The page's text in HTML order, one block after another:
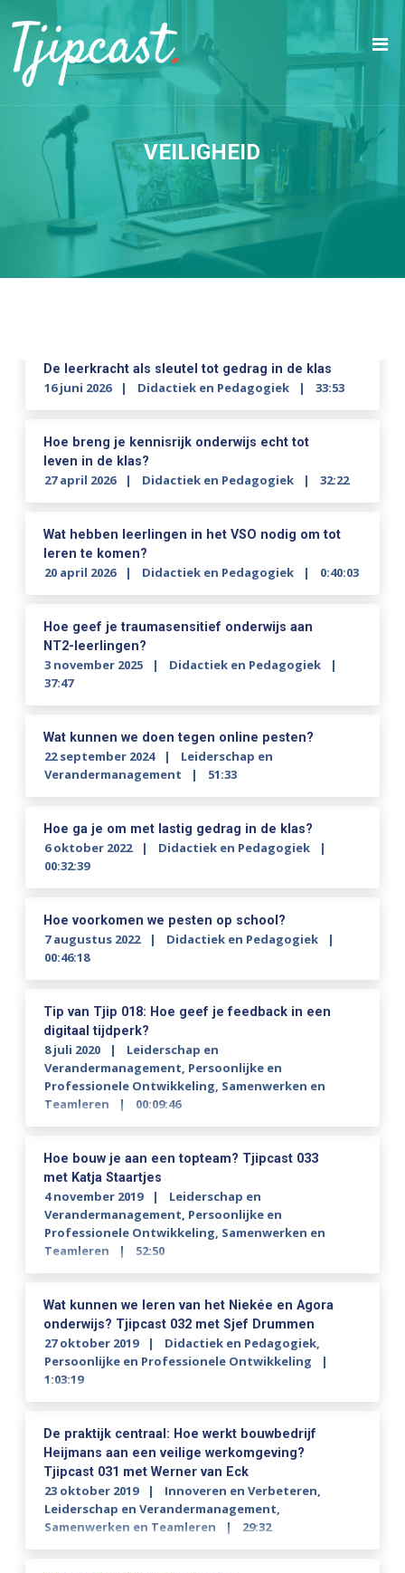
VEILIGHEID
De leerkracht als sleutel tot gedrag in de klas
16 juni 2026 Didactiek en Pedagogiek 33:53
Hoe breng je kennisrijk onderwijs echt tot
leven in de klas?
27 april 2026 Didactiek en Pedagogiek 32:22
Wat hebben leerlingen in het VSO nodig om tot
leren te komen?
20 april 2026 Didactiek en Pedagogiek 0:40:03
Hoe geef je traumasensitief onderwijs aan
NT2-leerlingen?
3 november 2025
Didactiek en Pedagogiek
37:47
Wat kunnen we doen tegen online pesten?
22 september 2024
Leiderschap en
Verandermanagement
51:33
Hoe ga je om met lastig gedrag in de klas?
6 oktober 2022
Didactiek en Pedagogiek
00:32:39
Hoe voorkomen we pesten op school?
7 augustus 2022
Didactiek en Pedagogiek
00:46:18
Tip van Tjip 018: Hoe geef je feedback in een
digitaal tijdperk?
8 juli 2020
Leiderschap en
Verandermanagement, Persoonlijke en
Professionele Ontwikkeling, Samenwerken en
Teamleren
00:09:46
Hoe bouw je aan een topteam? Tjipcast 033
met Katja Staartjes
4 november 2019
Leiderschap en
Verandermanagement, Persoonlijke en
Professionele Ontwikkeling, Samenwerken en
Teamleren
52:50
Wat kunnen we leren van het Niekée en Agora
onderwijs? Tjipcast 032 met Sjef Drummen
27 oktober 2019 Didactiek en Pedagogiek,
Persoonlijke en Professionele Ontwikkeling
1:03:19
De praktijk centraal: Hoe werkt bouwbedrijf
Heijmans aan een veilige werkomgeving?
Tjipcast 031 met Werner van Eck
23 oktober 2019 Innoveren en Verbeteren,
Leiderschap en Verandermanagement,
Samenwerken en Teamleren
29:32